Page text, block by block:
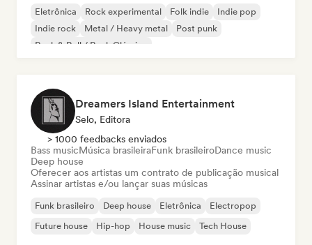
Eletrônica Rock experimental Folk indie
Indie pop
Indie rock
Metal / Heavy metal
Post punk
Rock & Roll / Rock Clássico
Dreamers Island Entertainment
Selo, Editora
> 1000 feedbacks enviados
Bass musicMúsica brasileiraFunk brasileiroDance music
Deep house
Oferecer aos artistas um contrato de publicação musical
Assinar artistas e/ou lançar suas músicas
Funk brasileiro Deep house Eletrônica
Electropop
Future house
Hip-hop House music Tech House